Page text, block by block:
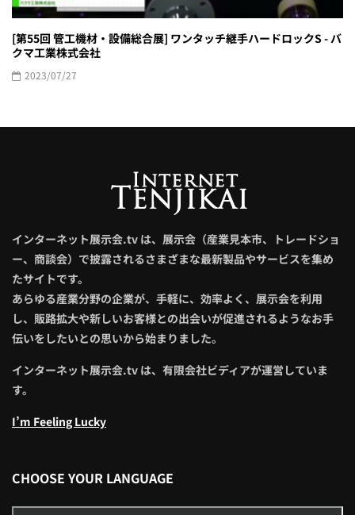
[第55回 管工機材・設備総合展] ワンタッチ継手ハードロックS - バ
クマ工業株式会社
2023/07/27
インターネット展示会.tv は、展示会（産業見本市、トレードショ
ー、商談会）で披露されるさまざまな最新製品やサービスを集め
たサイトです。
あらゆる産業分野の企業が、手軽に、効率よく、展示会を利用
し、販路拡大や新しいお客様との出会いが促進されるようなお手
伝いをしたいとの思いから始まりました。
インターネット展示会.tv は、有限会社ビディアが運営していま
す。
I’m Feeling Lucky
CHOOSE YOUR LANGUAGE